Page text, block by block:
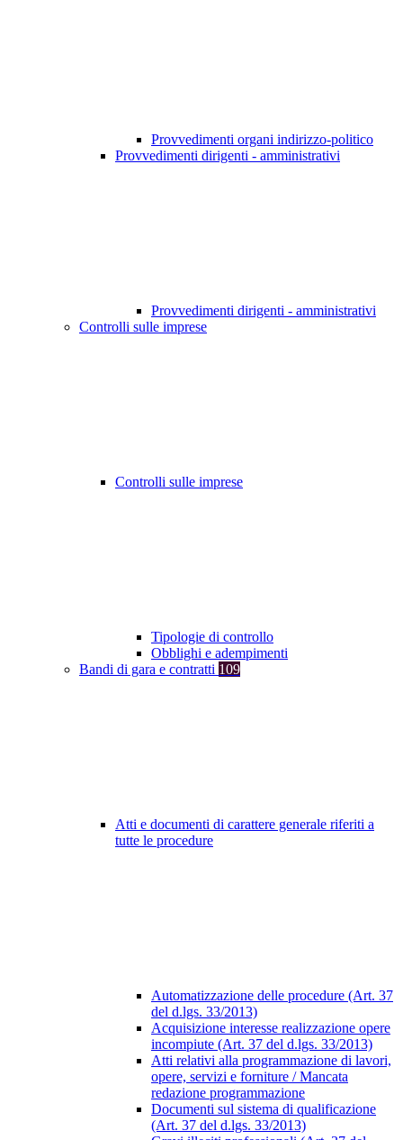
Provvedimenti organi indirizzo-politico
Provvedimenti dirigenti - amministrativi
Provvedimenti dirigenti - amministrativi
Controlli sulle imprese
Controlli sulle imprese
Tipologie di controllo
Obblighi e adempimenti
Bandi di gara e contratti 109
Atti e documenti di carattere generale riferiti a
tutte le procedure
Automatizzazione delle procedure (Art. 37
del d.lgs. 33/2013)
Acquisizione interesse realizzazione opere
incompiute (Art. 37 del d.lgs. 33/2013)
Atti relativi alla programmazione di lavori,
opere, servizi e forniture / Mancata
redazione programmazione
Documenti sul sistema di qualificazione
(Art. 37 del d.lgs. 33/2013)